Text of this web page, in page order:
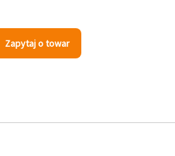
Zapytaj o towar